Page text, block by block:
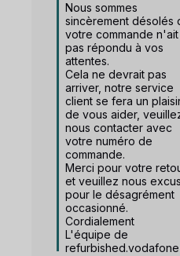
Nous sommes
sincèrement désolés
votre commande n'ait
pas répondu à vos
attentes.
Cela ne devrait pas
arriver, notre service
client se fera un
de vous aider,
nous contacter avec
votre numéro de
commande.
Merci pour votre
et veuillez nous
pour le désagrément
occasionné.
Cordialement
L'équipe de
refurbished.vodafone